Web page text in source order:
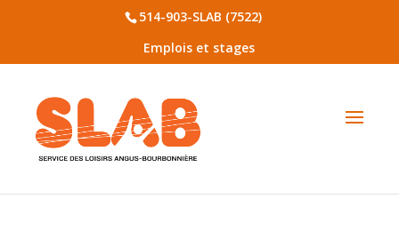
514-903-SLAB (7522)
Emplois et stages